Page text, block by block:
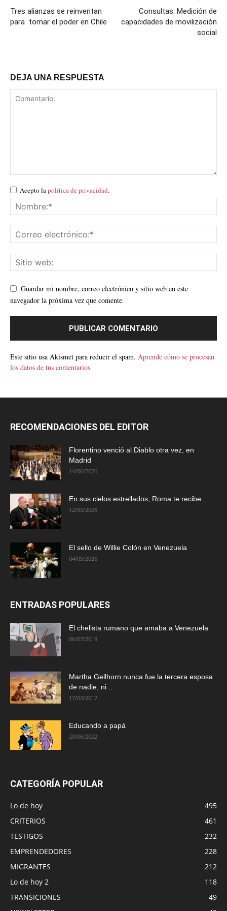
Tres alianzas se reinventan
para tomar el poder en Chile
Consultas: Medición de
capacidades de movilización
social
DEJA UNA RESPUESTA
Acepto lapolítica de privacidad.
Guardar mi nombre, correo electrónico y sitio web en este
navegador la próxima vez que comente.
Este sitio usa Akismet para reducir el spam. Aprende cómo se procesan
los datos de tus comentarios.
RECOMENDACIONES DEL EDITOR
Florentino venció al Diablo otra vez, en
Madrid
14/06/2026
En sus cielos estrellados, Roma te recibe
12/05/2026
El sello de Willie Colón en Venezuela
04/05/2026
ENTRADAS POPULARES
El chelista rumano que amaba a Venezuela
06/07/2019
Martha Gellhorn nunca fue la tercera esposa
de nadie, ni...
17/03/2017
Educando a papá
20/06/2022
CATEGORÍA POPULAR
Lo de hoy
495
CRITERIOS
461
TESTIGOS
232
EMPRENDEDORES
228
MIGRANTES
212
Lo de hoy 2
118
TRANSICIONES
49